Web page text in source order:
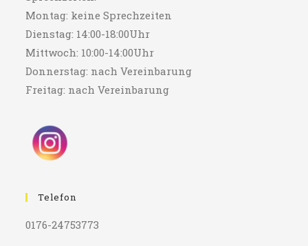
Montag: keine Sprechzeiten
Dienstag: 14:00-18:00Uhr
Mittwoch: 10:00-14:00Uhr
Donnerstag: nach Vereinbarung
Freitag: nach Vereinbarung
Telefon
0176-24753773